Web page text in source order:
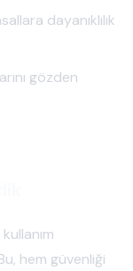
dayanıklılık
gözden
hem güvenliği